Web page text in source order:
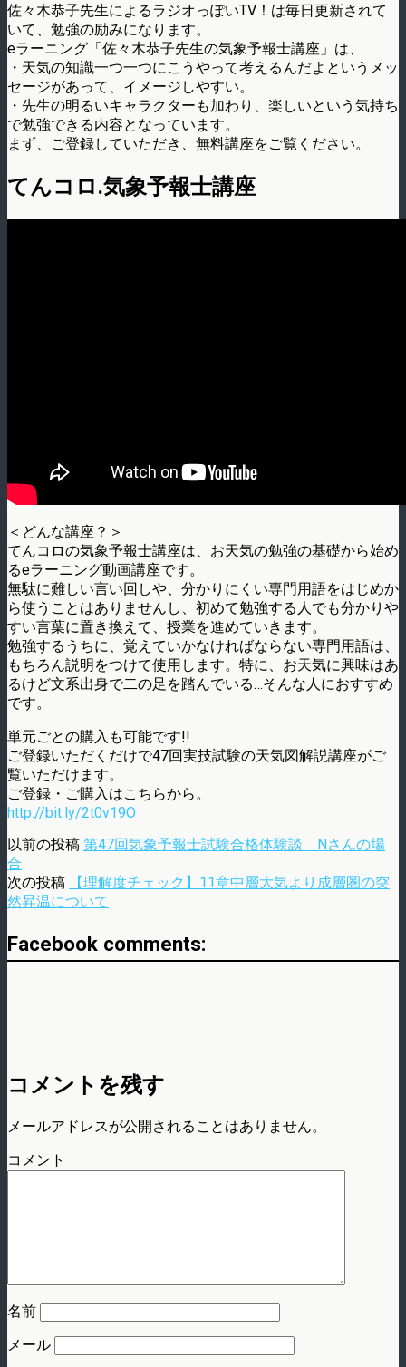
佐々木恭子先生によるラジオっぽいTV！は毎日更新されて
いて、勉強の励みになります。
eラーニング「佐々木恭子先生の気象予報士講座」は、
・天気の知識一つ一つにこうやって考えるんだよというメッ
セージがあって、イメージしやすい。
・先生の明るいキャラクターも加わり、楽しいという気持ち
で勉強できる内容となっています。
まず、ご登録していただき、無料講座をご覧ください。
てんコロ.気象予報士講座
＜どんな講座？＞
てんコロの気象予報士講座は、お天気の勉強の基礎から始め
るeラーニング動画講座です。
無駄に難しい言い回しや、分かりにくい専門用語をはじめか
ら使うことはありませんし、初めて勉強する人でも分かりや
すい言葉に置き換えて、授業を進めていきます。
勉強するうちに、覚えていかなければならない専門用語は、
もちろん説明をつけて使用します。特に、お天気に興味はあ
るけど文系出身で二の足を踏んでいる…そんな人におすすめ
です。
単元ごとの購入も可能です!!
ご登録いただくだけで47回実技試験の天気図解説講座がご
覧いただけます。
ご登録・ご購入はこちらから。
http://bit.ly/2t0v19O
以前の投稿 第47回気象予報士試験合格体験談 Nさんの場
合
次の投稿
【理解度チェック】11章中層大気より成層圏の突
然昇温について
Facebook comments:
コメントを残す
メールアドレスが公開されることはありません。
コメント
名前
メール